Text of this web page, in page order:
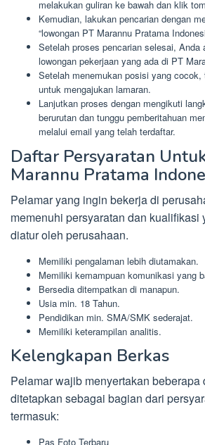
melakukan guliran ke bawah dan klik
Kemudian, lakukan pencarian dengan
“lowongan PT Marannu Pratama
Setelah proses pencarian selesai, Anda
lowongan pekerjaan yang ada di PT
Setelah menemukan posisi yang cocok,
untuk mengajukan lamaran.
Lanjutkan proses dengan mengikuti
berurutan dan tunggu pemberitahuan
melalui email yang telah terdaftar.
Daftar Persyaratan
Marannu Pratama
Pelamar yang ingin bekerja di
memenuhi persyaratan dan kualifikasi
diatur oleh perusahaan.
Memiliki pengalaman lebih diutamakan.
Memiliki kemampuan komunikasi yang
Bersedia ditempatkan di manapun.
Usia min. 18 Tahun.
Pendidikan min. SMA/SMK sederajat.
Memiliki keterampilan analitis.
Kelengkapan Berkas
Pelamar wajib menyertakan beberapa
ditetapkan sebagai bagian dari
termasuk:
Pas Foto Terbaru